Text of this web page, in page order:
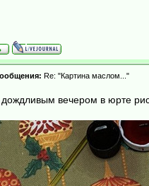
Re: "Картина маслом..."
вечером в юрте